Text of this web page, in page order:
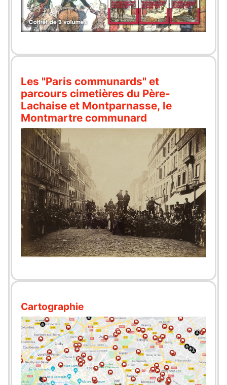
Les "Paris communards" et
parcours cimetières du Père-
Lachaise et Montparnasse, le
Montmartre communard
Cartographie